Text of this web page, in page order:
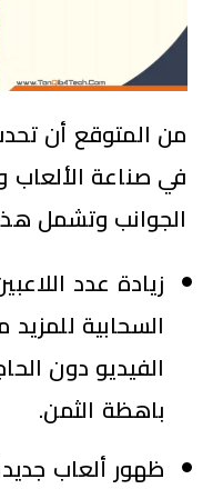
من المتوقع أن
في صناعة الألعاب
الجوانب وتشمل هذه
زيادة عدد
السحابية
الفيديو دون
باهظة الثمن.
ظهور ألعاب